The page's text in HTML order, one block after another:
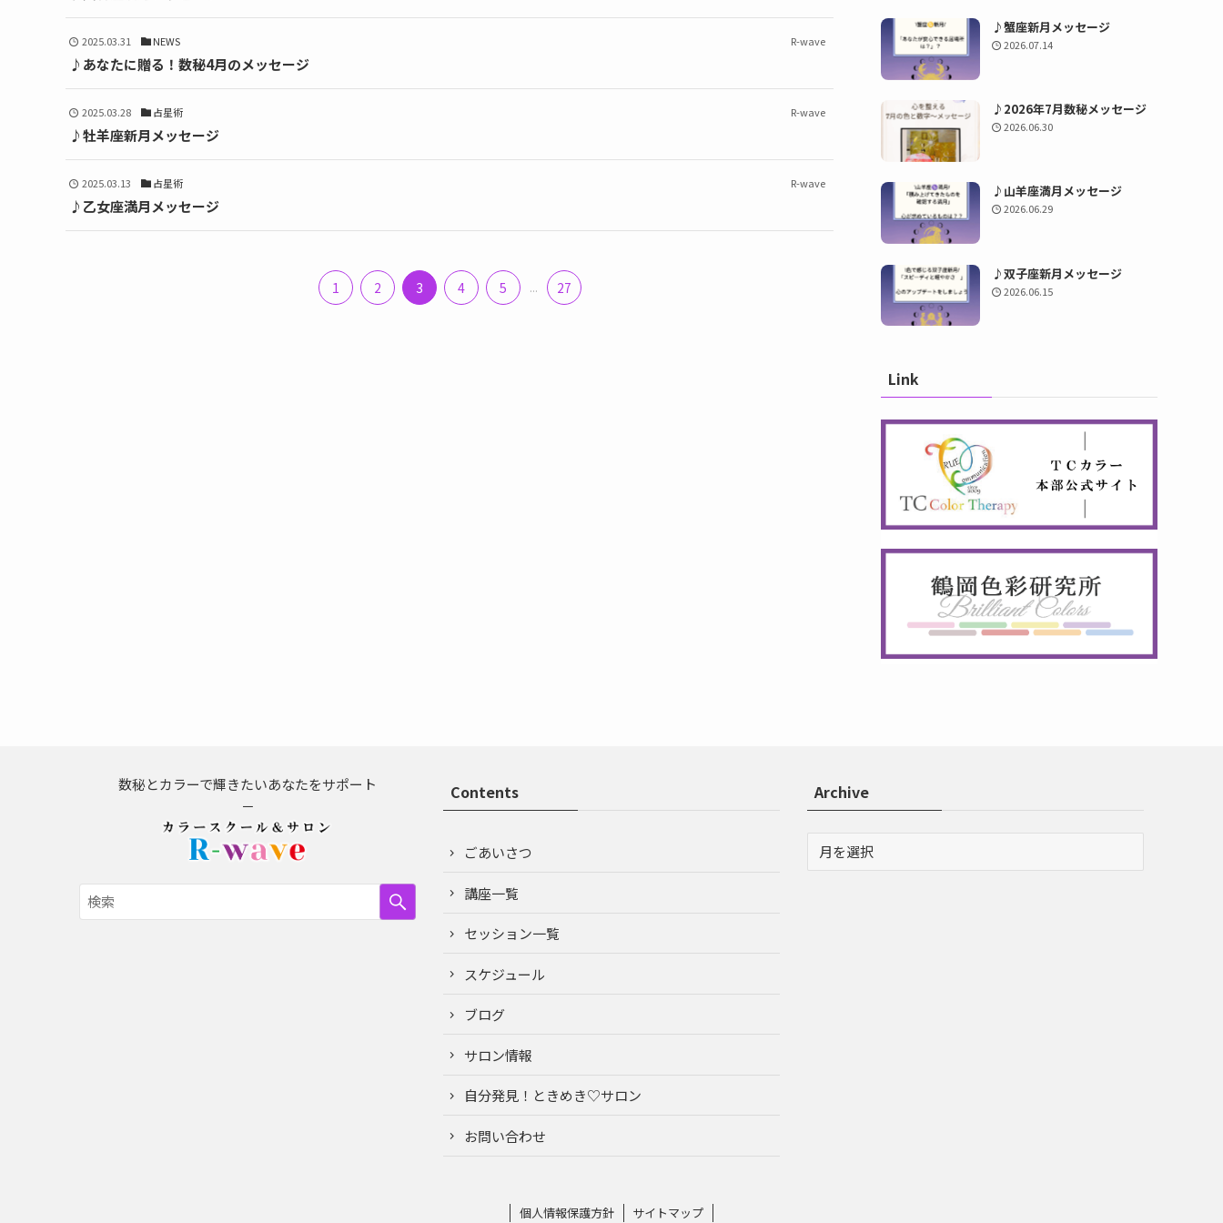
2025.03.31 NEWS R-wave
♪あなたに贈る！数秘4月のメッセージ
2025.03.28 占星術 R-wave
♪牡羊座新月メッセージ
2025.03.13 占星術 R-wave
♪乙女座満月メッセージ
1 2 3 4 5 ... 27
♪蟹座新月メッセージ
2026.07.14
♪2026年7月数秘メッセージ
2026.06.30
♪山羊座満月メッセージ
2026.06.29
♪双子座新月メッセージ
2026.06.15
Link
数秘とカラーで輝きたいあなたをサポート
－
Contents
ごあいさつ
講座一覧
セッション一覧
スケジュール
ブログ
サロン情報
自分発見！ときめき♡サロン
お問い合わせ
Archive
個人情報保護方針 サイトマップ